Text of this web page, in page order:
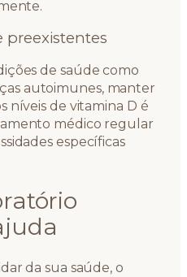
preexistentes
de saúde como
autoimunes, manter
níveis de vitamina D é
médico regular
específicas
da sua saúde, o